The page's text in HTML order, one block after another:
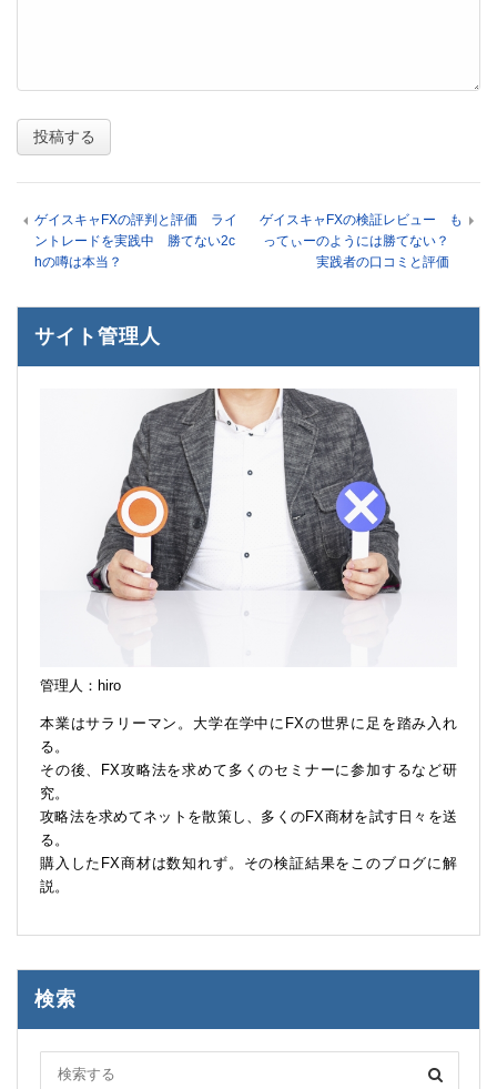
ゲイスキャFXの評判と評価 ライ
ントレードを実践中 勝てない2c
hの噂は本当？
ゲイスキャFXの検証レビュー も
ってぃーのようには勝てない？
実践者の口コミと評価
サイト管理人
管理人：hiro
本業はサラリーマン。大学在学中にFXの世界に足を踏み入れ
る。
その後、FX攻略法を求めて多くのセミナーに参加するなど研
究。
攻略法を求めてネットを散策し、多くのFX商材を試す日々を送
る。
購入したFX商材は数知れず。その検証結果をこのブログに解
説。
検索